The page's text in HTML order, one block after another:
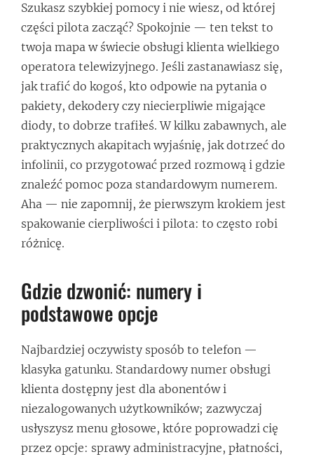
Szukasz szybkiej pomocy i nie wiesz, od której
części pilota zacząć? Spokojnie — ten tekst to
twoja mapa w świecie obsługi klienta wielkiego
operatora telewizyjnego. Jeśli zastanawiasz się,
jak trafić do kogoś, kto odpowie na pytania o
pakiety, dekodery czy niecierpliwie migające
diody, to dobrze trafiłeś. W kilku zabawnych, ale
praktycznych akapitach wyjaśnię, jak dotrzeć do
infolinii, co przygotować przed rozmową i gdzie
znaleźć pomoc poza standardowym numerem.
Aha — nie zapomnij, że pierwszym krokiem jest
spakowanie cierpliwości i pilota: to często robi
różnicę.
Gdzie dzwonić: numery i
podstawowe opcje
Najbardziej oczywisty sposób to telefon —
klasyka gatunku. Standardowy numer obsługi
klienta dostępny jest dla abonentów i
niezalogowanych użytkowników; zazwyczaj
usłyszysz menu głosowe, które poprowadzi cię
przez opcje: sprawy administracyjne, płatności,